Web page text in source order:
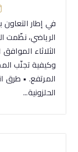
في إطار
الرياضي، نظّمت
وكيفية تجنّب
المرتفع. • طرق
الحلزونية...